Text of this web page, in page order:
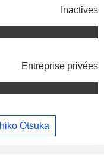
Inactives
Entreprise privées
Otsuka